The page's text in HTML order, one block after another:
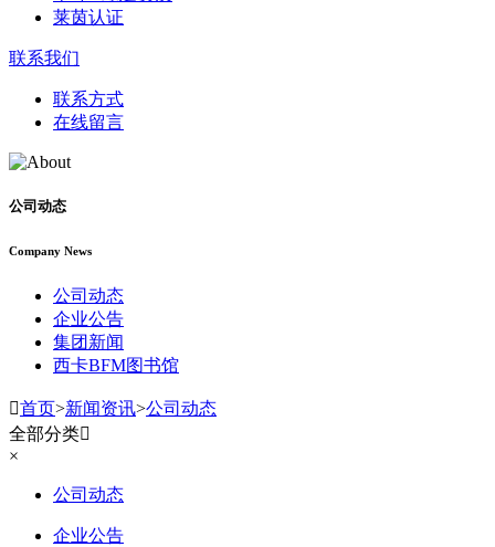
莱茵认证
联系我们
联系方式
在线留言
公司动态
Company News
公司动态
企业公告
集团新闻
西卡BFM图书馆
首页>新闻资讯>公司动态
全部分类
×
公司动态
企业公告